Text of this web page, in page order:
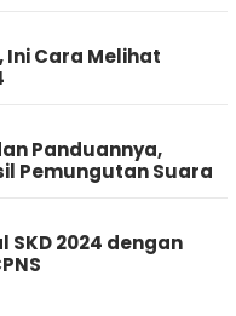
Ini Cara Melihat
Panduannya,
Pemungutan Suara
SKD 2024 dengan